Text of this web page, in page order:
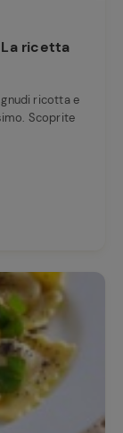
ricetta
ricotta e
Scoprite